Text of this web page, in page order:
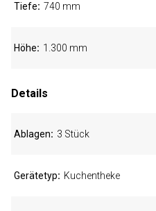
Tiefe 740 mm
Höhe 1.300 mm
Details
Ablagen 3 Stück
Gerätetyp Kuchentheke